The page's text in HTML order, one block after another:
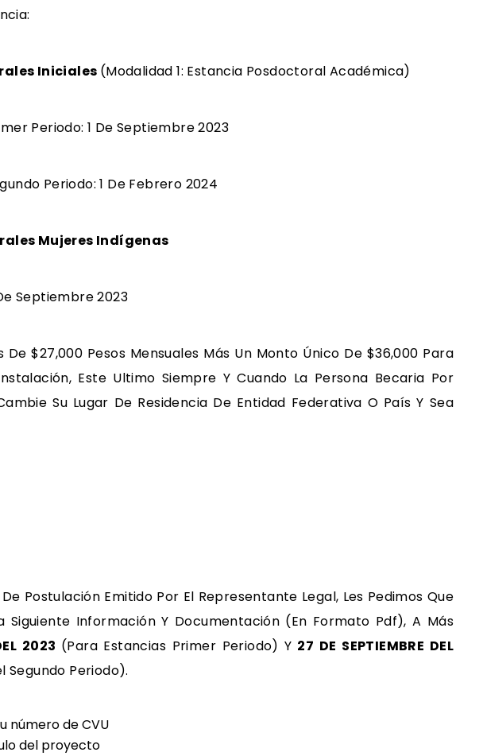
Iniciales (Modalidad 1: Estancia Posdoctoral Académica)
Periodo: 1 De Septiembre 2023
Periodo: 1 De Febrero 2024
Mujeres Indígenas
Septiembre 2023
De $27,000 Pesos Mensuales Más Un Monto Único De $36,000 Para
Este Ultimo Siempre Y Cuando La Persona Becaria Por
Su Lugar De Residencia De Entidad Federativa O País Y Sea
Postulación Emitido Por El Representante Legal, Les Pedimos Que
Siguiente Información Y Documentación (en Formato Pdf), A Más
2023 (para Estancias Primer Periodo) Y 27 DE SEPTIEMBRE DEL
Segundo Periodo).
número de CVU
del proyecto